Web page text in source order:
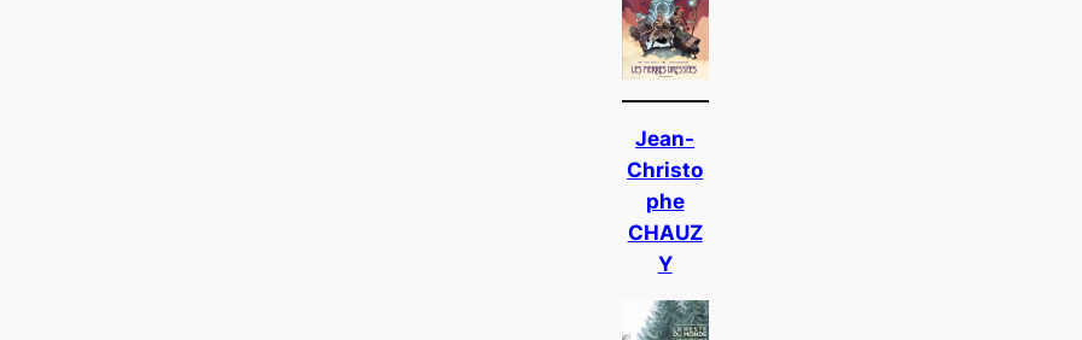
Jean-
Christo
phe
CHAUZ
Y